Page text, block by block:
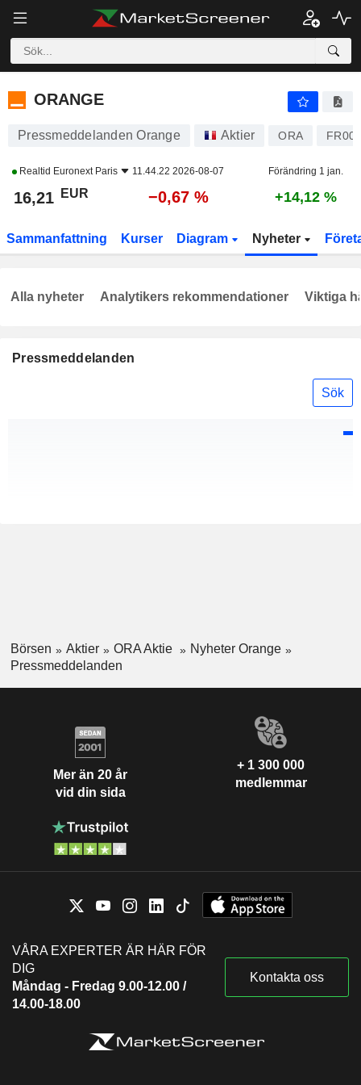
ORANGE
ORANGE
Pressmeddelanden Orange Aktier ORA
Realtid Euronext Paris 11.44.22 2026-08-07 Förändring 1 jan.
16,21 EUR −0,67 % +14,12 %
Sammanfattning Kurser Diagram Nyheter
Pressmeddelanden
Sök
Alla nyheter Analytikers rekommendationer Viktiga
Börsen Aktier ORA Aktie
Nyheter Orange
Pressmeddelanden
Mer än 20 år
vid din sida
+ 1 300 000
medlemmar
VÅRA EXPERTER ÄR HÄR FÖR
DIG
Måndag - Fredag 9.00-12.00 /
14.00-18.00
Kontakta oss